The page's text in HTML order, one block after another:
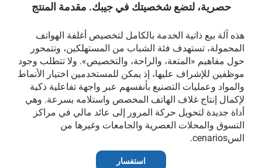
حصرية، لتضع شخصيتك في جيبك. مقدمة المنتج
هذه آلة بيع ذاتية الخدمة بالكامل لتخصيص أغلفة الهواتف
المحمولة، تستهدف فئة الشباب من المستهلكين، وتتمحور
حول مفاهيم «المتعة، والراحة، والتخصيص». ولا تتطلب وجود
موظفين للإشراف عليها، إذ يمكن للمستخدمين اختيار الأنماط
والمواد وعمليات التصنيع بأنفسهم عبر واجهة تفاعلية ذكية
لإكمال إنتاج غلاف الهاتف المخصص واستلامه بسرعة. وهي
أداة جديدة لتحويل حركة المرور إلى عائد مالي في مراكز
التسوق والمحلات العصرية والجامعات وغيرها من
السcenarios.
استفسار